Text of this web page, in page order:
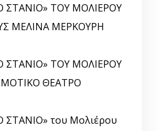
ΣΤΑΝΙΟ» ΤΟΥ ΜΟΛΙΕΡΟΥ
ΜΕΛΙΝΑ ΜΕΡΚΟΥΡΗ
ΣΤΑΝΙΟ» ΤΟΥ ΜΟΛΙΕΡΟΥ
ΘΕΑΤΡΟ
ΣΤΑΝΙΟ» του Μολιέρου